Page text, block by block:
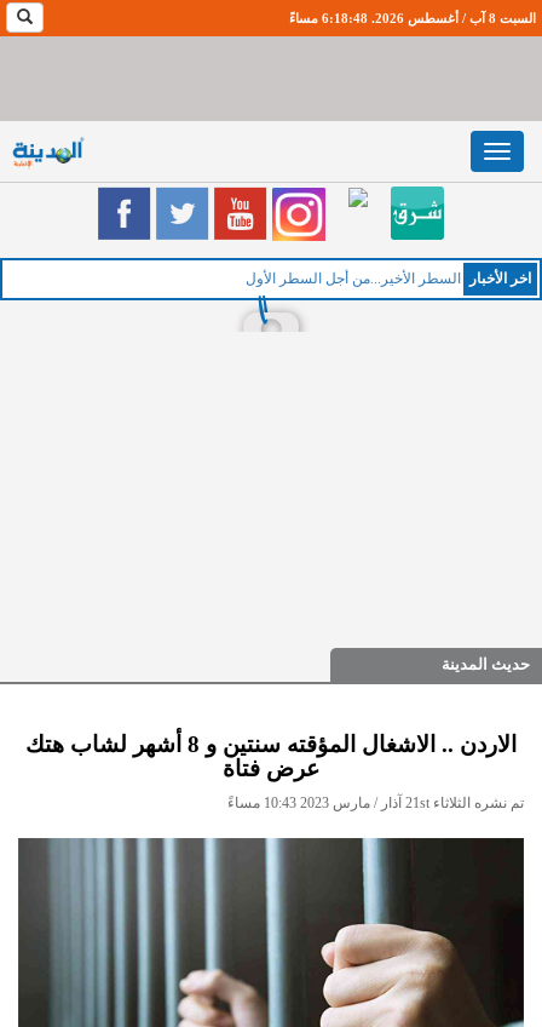
السبت 8 آب / أغسطس 2026. 6:18:49 مساءً
Toggle
navigation
اخر اﻷخبار السطر الأخير...من أجل السطر الأول
حديث المدينة
الاردن .. الاشغال المؤقته سنتين و 8 أشهر لشاب هتك
عرض فتاة
تم نشره الثلاثاء 21st آذار / مارس 2023 10:43 مساءً